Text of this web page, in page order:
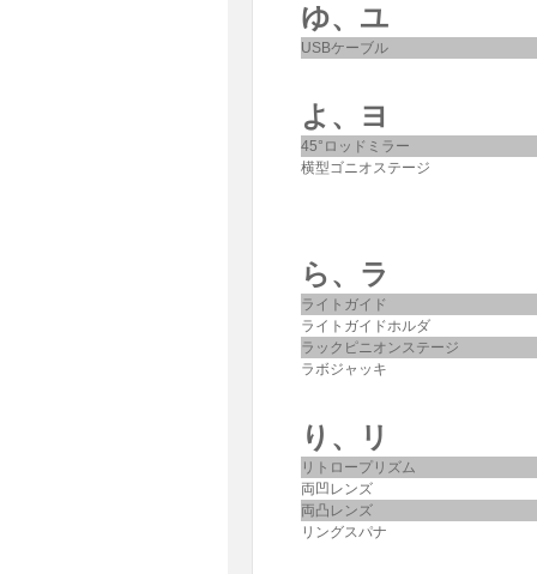
ゆ、ユ
USBケーブル
よ、ヨ
45°ロッドミラー
横型ゴニオステージ
ら、ラ
ライトガイド
ライトガイドホルダ
ラックピニオンステージ
ラボジャッキ
り、リ
リトロープリズム
両凹レンズ
両凸レンズ
リングスパナ